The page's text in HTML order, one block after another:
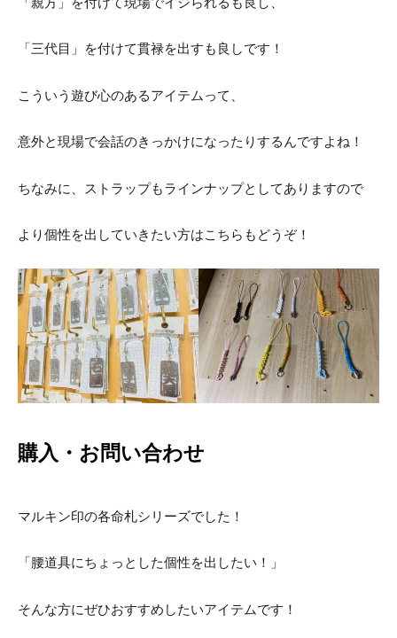
「三代目」を付けて貫禄を出すも良しです！
こういう遊び心のあるアイテムって、
意外と現場で会話のきっかけになったりするんですよね！
ちなみに、ストラップもラインナップとしてありますので
より個性を出していきたい方はこちらもどうぞ！
購入・お問い合わせ
マルキン印の各命札シリーズでした！
「腰道具にちょっとした個性を出したい！」
そんな方にぜひおすすめしたいアイテムです！